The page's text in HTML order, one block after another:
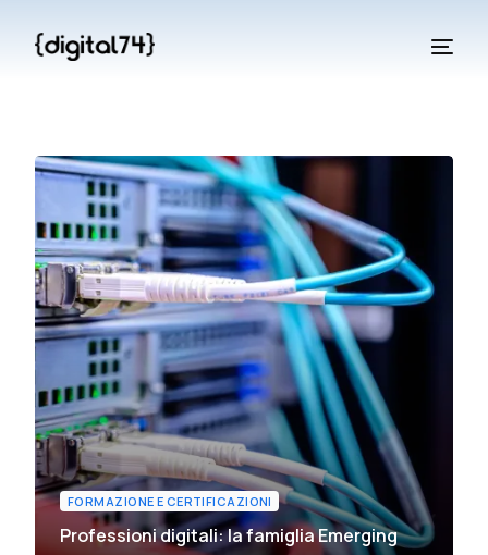
FORMAZIONE E CERTIFICAZIONI
Professioni digitali: la famiglia Emerging